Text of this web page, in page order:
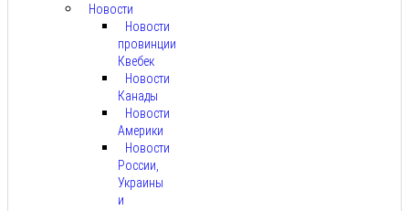
Новости
Новости
провинции
Квебек
Новости
Канады
Новости
Америки
Новости
России,
Украины
и